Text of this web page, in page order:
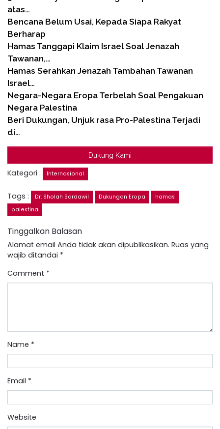
atas…
Bencana Belum Usai, Kepada Siapa Rakyat
Berharap
Hamas Tanggapi Klaim Israel Soal Jenazah
Tawanan,…
Hamas Serahkan Jenazah Tambahan Tawanan
Israel…
Negara-Negara Eropa Terbelah Soal Pengakuan
Negara Palestina
Beri Dukungan, Unjuk rasa Pro-Palestina Terjadi
di…
Dukung Kami
Kategori : Internasional
Tags : Dr. Sholah Bardawil Dukungan Eropa
hamas
palestina
Tinggalkan Balasan
Alamat email Anda tidak akan dipublikasikan. Ruas yang
wajib ditandai *
Comment *
Name *
Email *
Website